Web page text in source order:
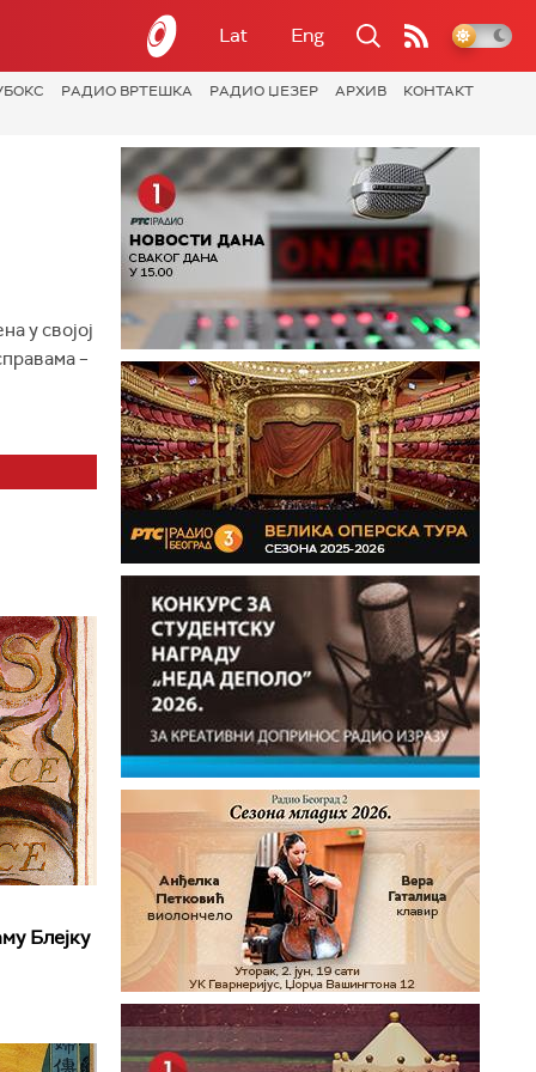
Lat Eng
РАДИО ВРТЕШКА РАДИО ЏЕЗЕР АРХИВ КОНТАКТ
у својој
–
Блејку